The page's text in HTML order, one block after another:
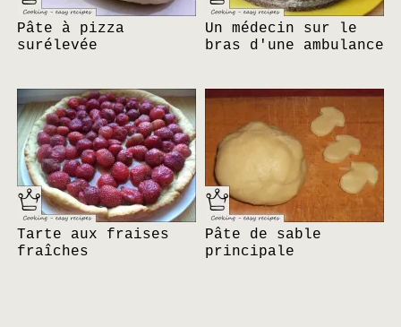
Pâte à pizza
surélevée
Un médecin sur le
bras d'une ambulance
Tarte aux fraises
fraîches
Pâte de sable
principale